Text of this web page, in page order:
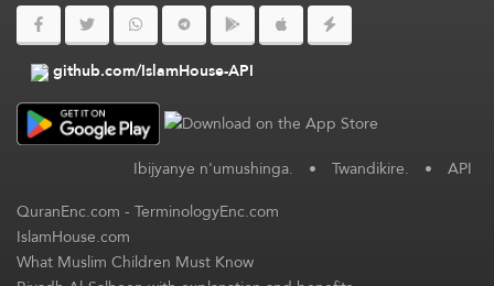
github.com/IslamHouse-API
Ibijyanye n'umushinga. • Twandikire. • API
QuranEnc.com-TerminologyEnc.com
IslamHouse.com
What Muslim Children Must Know